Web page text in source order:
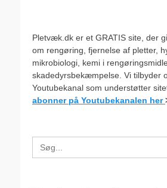
Pletvæk.dk er et GRATIS site, der
om rengøring, fjernelse af pletter,
mikrobiologi, kemi i
skadedyrsbekæmpelse. Vi tilbyder
Youtubekanal som understøtter
abonner på Youtubekanalen her
Search
for: